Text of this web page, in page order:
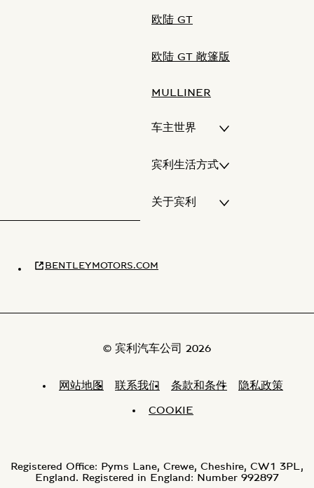
欧陆 GT
欧陆 GT 敞篷版
MULLINER
车主世界
宾利生活方式
关于宾利
BENTLEYMOTORS.COM
© 宾利汽车公司 2026
网站地图 联系我们 条款和条件 隐私政策
COOKIE
Registered Office: Pyms Lane, Crewe, Cheshire, CW1 3PL,
England. Registered in England: Number 992897